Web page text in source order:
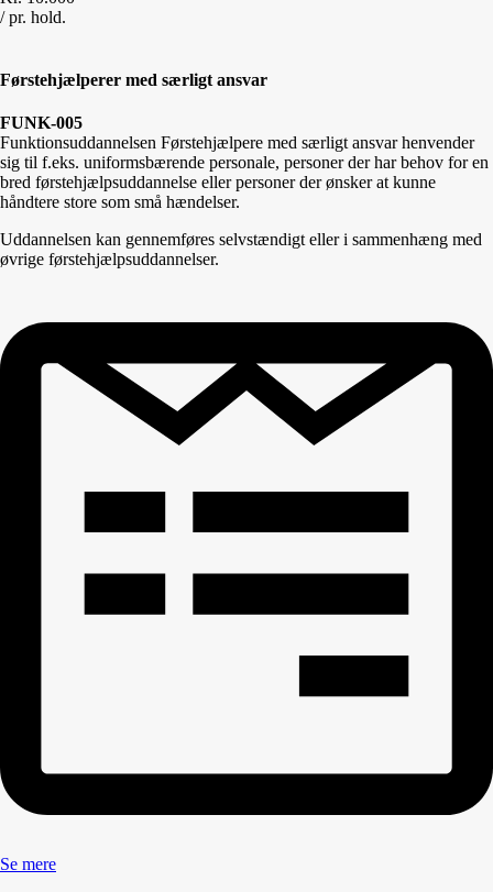
/pr. hold.
Førstehjælperer med særligt ansvar
FUNK-005
Funktionsuddannelsen Førstehjælpere med særligt ansvar henvender
sig til f.eks. uniformsbærende personale, personer der har behov for en
bred førstehjælpsuddannelse eller personer der ønsker at kunne
håndtere store som små hændelser.
Uddannelsen kan gennemføres selvstændigt eller i sammenhæng med
øvrige førstehjælpsuddannelser.
Se mere